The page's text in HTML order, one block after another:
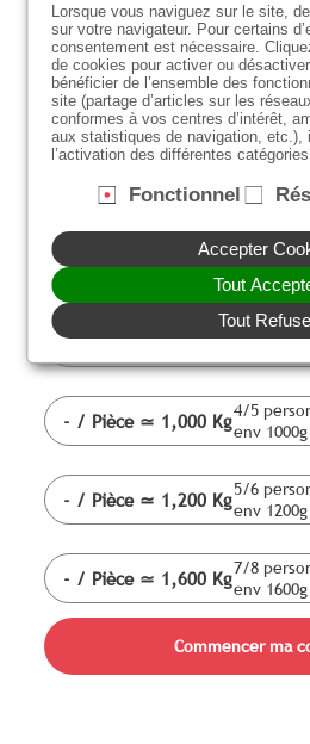
Origine régionale ou française
-
DISPONIBILITÉ
Disponible toute
2/3
env 500g
-/ Pièce ≃ 0,500 Kg
3/4
-/ Pièce ≃ 0,750 Kg
4/5
env 1000g
- / Pièce ≃ 1,000 Kg
5/6
env 1200g
- / Pièce ≃ 1,200 Kg
7/8
env 1600g
- / Pièce ≃ 1,600 Kg
Commencer ma
Lorsque vous naviguez sur le site,
sur votre navigateur. Pour certains
consentement est nécessaire.
de cookies pour activer ou
bénéficier de l’ensemble des
site (partage d’articles sur les
conformes à vos centres d’intérêt,
aux statistiques de navigation, etc.),
l’activation des différentes
Fonctionnel
Accepter
Tout
Tout